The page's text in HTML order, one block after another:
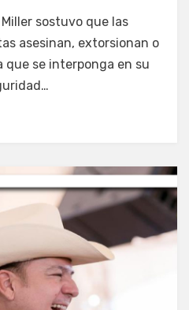
Miller sostuvo que las
asesinan, extorsionan o
que se interponga en su